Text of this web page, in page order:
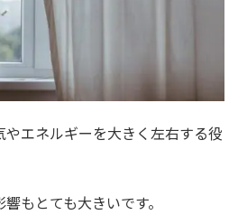
エネルギーを大きく左右する役
もとても大きいです。